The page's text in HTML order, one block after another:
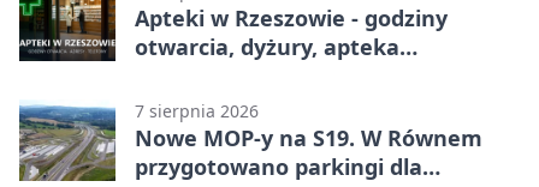
Apteki w Rzeszowie - godziny
otwarcia, dyżury, apteka
7 sierpnia 2026
Nowe MOP-y na S19. W Równem
przygotowano parkingi dla